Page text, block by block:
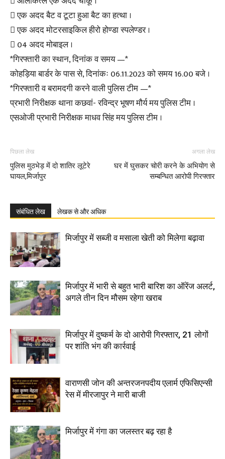
 एक अदद बैट व टूटा हुआ बैट का हत्था ।
 एक अदद मोटरसाइकिल हीरो होण्डा स्पलेण्डर ।
 04 अदद मोबाइल ।
*गिरफ्तारी का स्थान, दिनांक व समय —*
कोहड़िया बार्डर के पास से, दिनांकः 06.11.2023 को समय 16.00 बजे ।
*गिरफ्तारी व बरामदगी करने वाली पुलिस टीम —*
प्रभारी निरीक्षक थाना कछवां- रविन्द्र भूषण मौर्य मय पुलिस टीम ।
एसओजी प्रभारी निरीक्षक माधव सिंह मय पुलिस टीम ।
पिछला लेख
पुलिस मुठभेड़ में दो शातिर लूटेरे
घायल,मिर्जापुर
अगला लेख
घर में घुसकर चोरी करने के अभियोग से
सम्बन्धित आरोपी गिरफ्तार
संबंधित लेख लेखक से और अधिक
मिर्जापुर में सब्जी व मसाला खेती को मिलेगा बढ़ावा
मिर्जापुर में भारी से बहुत भारी बारिश का ऑरेंज अलर्ट,
अगले तीन दिन मौसम रहेगा खराब
मिर्जापुर में दुष्कर्म के दो आरोपी गिरफ्तार, 21 लोगों
पर शांति भंग की कार्रवाई
वाराणसी जोन की अन्तरजनपदीय एलार्म एफिसिएन्सी
रेस में मीरजापुर ने मारी बाजी
मिर्जापुर में गंगा का जलस्तर बढ़ रहा है